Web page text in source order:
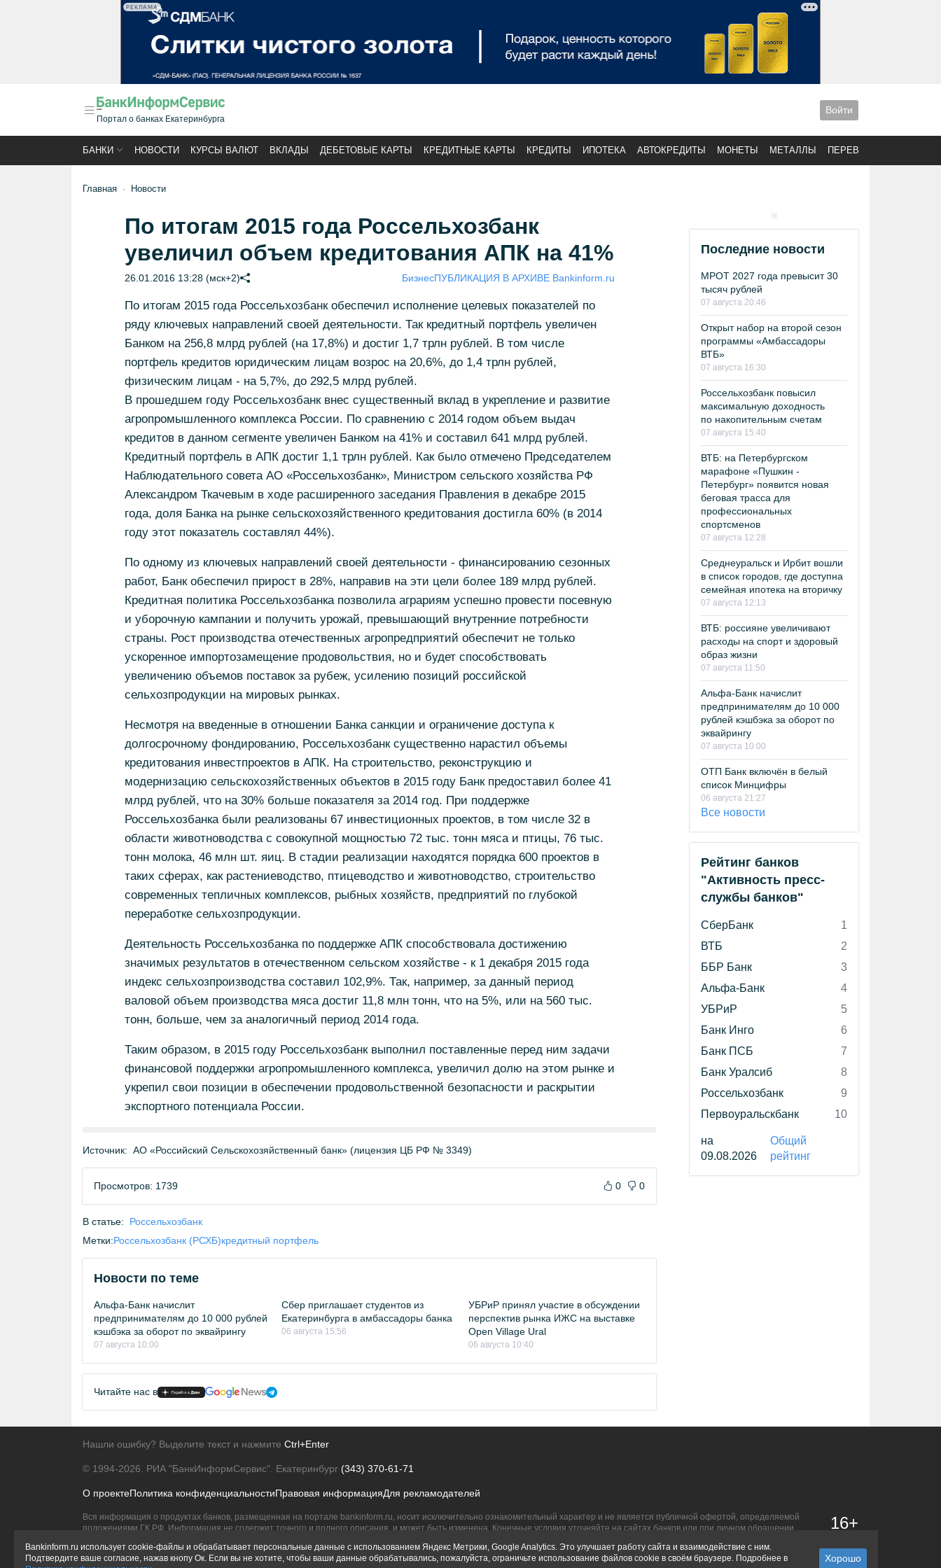
РЕКЛАМА
Портал о банках Екатеринбурга
Войти
БАНКИ НОВОСТИ КУРСЫ ВАЛЮТ ВКЛАДЫ ДЕБЕТОВЫЕ КАРТЫ КРЕДИТНЫЕ КАРТЫ КРЕДИТЫ ИПОТЕКА АВТОКРЕДИТЫ МОНЕТЫ МЕТАЛЛЫ ПЕРЕВОДЫ
Главная Новости
По итогам 2015 года Россельхозбанк
увеличил объем кредитования АПК на 41%
26.01.2016 13:28 (мск+2) БизнесПУБЛИКАЦИЯ В АРХИВЕ Bankinform.ru
По итогам 2015 года Россельхозбанк обеспечил исполнение целевых показателей по
ряду ключевых направлений своей деятельности. Так кредитный портфель увеличен
Банком на 256,8 млрд рублей (на 17,8%) и достиг 1,7 трлн рублей. В том числе
портфель кредитов юридическим лицам возрос на 20,6%, до 1,4 трлн рублей,
физическим лицам - на 5,7%, до 292,5 млрд рублей.
В прошедшем году Россельхозбанк внес существенный вклад в укрепление и развитие
агропромышленного комплекса России. По сравнению с 2014 годом объем выдач
кредитов в данном сегменте увеличен Банком на 41% и составил 641 млрд рублей.
Кредитный портфель в АПК достиг 1,1 трлн рублей. Как было отмечено Председателем
Наблюдательного совета АО «Россельхозбанк», Министром сельского хозяйства РФ
Александром Ткачевым в ходе расширенного заседания Правления в декабре 2015
года, доля Банка на рынке сельскохозяйственного кредитования достигла 60% (в 2014
году этот показатель составлял 44%).
По одному из ключевых направлений своей деятельности - финансированию сезонных
работ, Банк обеспечил прирост в 28%, направив на эти цели более 189 млрд рублей.
Кредитная политика Россельхозбанка позволила аграриям успешно провести посевную
и уборочную кампании и получить урожай, превышающий внутренние потребности
страны. Рост производства отечественных агропредприятий обеспечит не только
ускоренное импортозамещение продовольствия, но и будет способствовать
увеличению объемов поставок за рубеж, усилению позиций российской
сельхозпродукции на мировых рынках.
Несмотря на введенные в отношении Банка санкции и ограничение доступа к
долгосрочному фондированию, Россельхозбанк существенно нарастил объемы
кредитования инвестпроектов в АПК. На строительство, реконструкцию и
модернизацию сельскохозяйственных объектов в 2015 году Банк предоставил более 41
млрд рублей, что на 30% больше показателя за 2014 год. При поддержке
Россельхозбанка были реализованы 67 инвестиционных проектов, в том числе 32 в
области животноводства с совокупной мощностью 72 тыс. тонн мяса и птицы, 76 тыс.
тонн молока, 46 млн шт. яиц. В стадии реализации находятся порядка 600 проектов в
таких сферах, как растениеводство, птицеводство и животноводство, строительство
современных тепличных комплексов, рыбных хозяйств, предприятий по глубокой
переработке сельхозпродукции.
Деятельность Россельхозбанка по поддержке АПК способствовала достижению
значимых результатов в отечественном сельском хозяйстве - к 1 декабря 2015 года
индекс сельхозпроизводства составил 102,9%. Так, например, за данный период
валовой объем производства мяса достиг 11,8 млн тонн, что на 5%, или на 560 тыс.
тонн, больше, чем за аналогичный период 2014 года.
Таким образом, в 2015 году Россельхозбанк выполнил поставленные перед ним задачи
финансовой поддержки агропромышленного комплекса, увеличил долю на этом рынке и
укрепил свои позиции в обеспечении продовольственной безопасности и раскрытии
экспортного потенциала России.
Источник: АО «Российский Сельскохозяйственный банк» (лицензия ЦБ РФ № 3349)
Просмотров: 1739 0 0
В статье:
Россельхозбанк
Метки:Россельхозбанк (РСХБ)кредитный портфель
Новости по теме
Альфа-Банк начислит
предпринимателям до 10 000 рублей
кэшбэка за оборот по эквайрингу
07 августа 10:00
Сбер приглашает студентов из
Екатеринбурга в амбассадоры банка
06 августа 15:56
УБРиР принял участие в обсуждении
перспектив рынка ИЖС на выставке
Open Village Ural
06 августа 10:40
Читайте нас в
Последние новости
МРОТ 2027 года превысит 30
тысяч рублей
07 августа 20:46
Открыт набор на второй сезон
программы «Амбассадоры
ВТБ»
07 августа 16:30
Россельхозбанк повысил
максимальную доходность
по накопительным счетам
07 августа 15:40
ВТБ: на Петербургском
марафоне «Пушкин -
Петербург» появится новая
беговая трасса для
профессиональных
спортсменов
07 августа 12:28
Среднеуральск и Ирбит вошли
в список городов, где доступна
семейная ипотека на вторичку
07 августа 12:13
ВТБ: россияне увеличивают
расходы на спорт и здоровый
образ жизни
07 августа 11:50
Альфа-Банк начислит
предпринимателям до 10 000
рублей кэшбэка за оборот по
эквайрингу
07 августа 10:00
ОТП Банк включён в белый
список Минцифры
06 августа 21:27
Все новости
Рейтинг банков
"Активность пресс-
службы банков"
СберБанк
1
ВТБ
2
ББР Банк
3
Альфа-Банк
4
УБРиР
5
Банк Инго
6
Банк ПСБ
7
Банк Уралсиб
8
Россельхозбанк
9
Первоуральскбанк
10
на
09.08.2026
Общий
рейтинг
Нашли ошибку? Выделите текст и нажмите Ctrl+Enter
© 1994-2026. РИА "БанкИнформСервис". Екатеринбург (343) 370-61-71
О проектеПолитика конфиденциальностиПравовая информацияДля рекламодателей
Вся информация о продуктах банков, размещенная на портале bankinform.ru, носит исключительно ознакомительный характер и не является публичной офертой, определяемой
положениями ГК РФ. Информация не содержит точного и полного описания, и может быть изменена. Конечные условия уточняйте на сайтах банков или при личном обращении.
16+
Bankinform.ru использует cookie-файлы и обрабатывает персональные данные с использованием Яндекс Метрики, Google Analytics. Это улучшает работу сайта и взаимодействие с ним.
Подтвердите ваше согласие, нажав кнопу Ок. Если вы не хотите, чтобы ваши данные обрабатывались, пожалуйста, ограничьте использование файлов cookie в своём браузере. Подробнее в